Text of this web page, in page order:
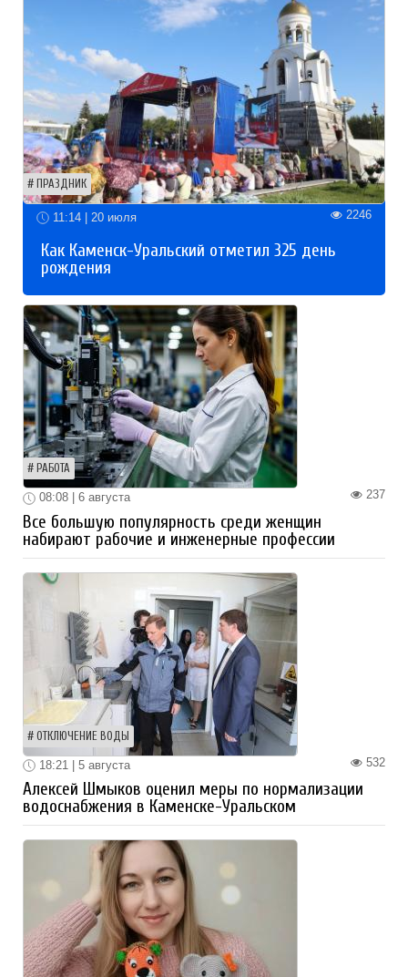
ПРАЗДНИК
11:14 | 20 июля 2246
Как Каменск-Уральский отметил 325 день
рождения
РАБОТА
237
08:08 | 6 августа
Все большую популярность среди женщин
набирают рабочие и инженерные профессии
ОТКЛЮЧЕНИЕ ВОДЫ
532
18:21 | 5 августа
Алексей Шмыков оценил меры по нормализации
водоснабжения в Каменске-Уральском